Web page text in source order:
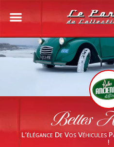
Belles
L’élégance De Vos Véhicules
!